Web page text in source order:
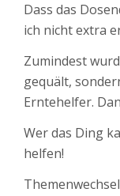
Dass das
ich nicht extra
Zumindest
gequält,
Erntehelfer.
Wer das Ding
helfen!